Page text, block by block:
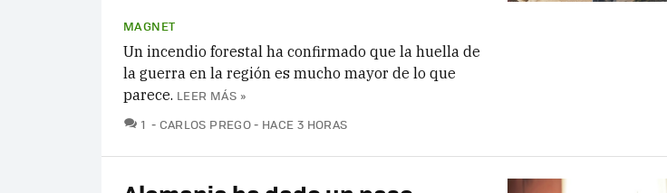
MAGNET
Un incendio forestal ha confirmado que la huella de
la guerra en la región es mucho mayor de lo que
parece. LEER MÁS »
1 COMENTARIOS
CARLOS PREGO HACE 3 HORAS